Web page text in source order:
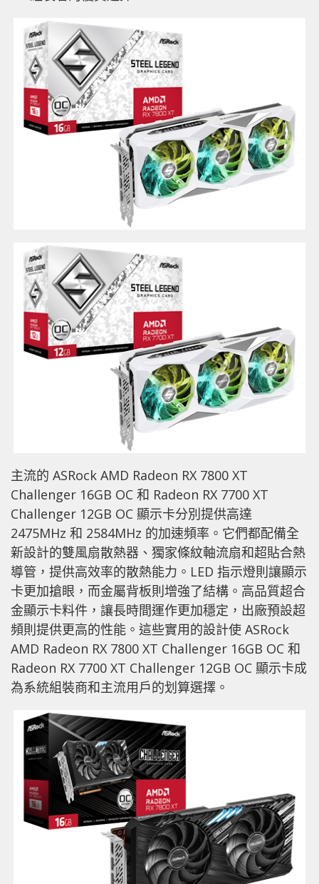
主流的 ASRock AMD Radeon RX 7800 XT
Challenger 16GB OC 和 Radeon RX 7700 XT
Challenger 12GB OC 顯示卡分別提供高達
2475MHz 和 2584MHz 的加速頻率。它們都配備全
新設計的雙風扇散熱器、獨家條紋軸流扇和超貼合熱
導管，提供高效率的散熱能力。LED 指示燈則讓顯示
卡更加搶眼，而金屬背板則增強了結構。高品質超合
金顯示卡料件，讓長時間運作更加穩定，出廠預設超
頻則提供更高的性能。這些實用的設計使 ASRock
AMD Radeon RX 7800 XT Challenger 16GB OC 和
Radeon RX 7700 XT Challenger 12GB OC 顯示卡成
為系統組裝商和主流用戶的划算選擇。